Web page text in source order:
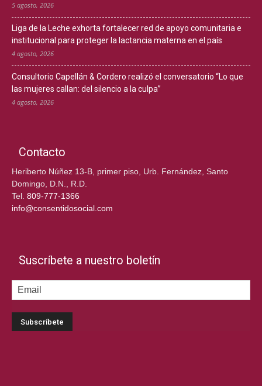
5 agosto, 2026
Liga de la Leche exhorta fortalecer red de apoyo comunitaria e
institucional para proteger la lactancia materna en el país
4 agosto, 2026
Consultorio Capellán & Cordero realizó el conversatorio “Lo que
las mujeres callan: del silencio a la culpa”
4 agosto, 2026
Contacto
Heriberto Núñez 13-B, primer piso, Urb. Fernández, Santo
Domingo, D.N., R.D.
Tel. 809-777-1366
info@consentidosocial.com
Suscríbete a nuestro boletín